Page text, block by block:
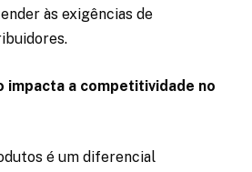
às exigências de
impacta a competitividade no
é um diferencial